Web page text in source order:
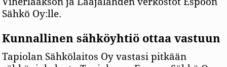
Sähkö Oy:lle.
Kunnallinen sähköyhtiö ottaa vastuun
Tapiolan Sähkölaitos Oy vastasi pitkään